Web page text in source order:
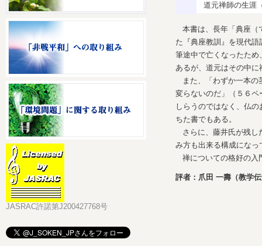
JASRAC許諾第J200427768号
道元禅師の生涯
本書は、長年「典座（
た『典座教訓』を現代
筆途中で亡くなったた
あるが、道元はその中
また、「わずか一本
変らないのだ」（５６
しらうのではなく、仏
ちた書でもある。
さらに、藤井氏が残し
み方も出来る構成になっ
禅についての格好の入
評者：爪田 一壽（教学